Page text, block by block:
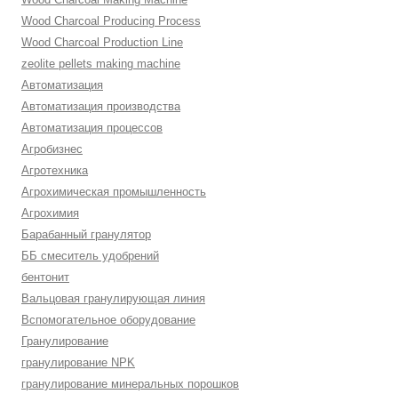
Wood Charcoal Producing Process
Wood Charcoal Production Line
zeolite pellets making machine
Автоматизация
Автоматизация производства
Автоматизация процессов
Агробизнес
Агротехника
Агрохимическая промышленность
Агрохимия
Барабанный гранулятор
ББ смеситель удобрений
бентонит
Вальцовая гранулирующая линия
Вспомогательное оборудование
Гранулирование
гранулирование NPK
гранулирование минеральных порошков